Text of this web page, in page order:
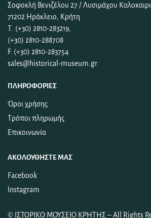
Σοφοκλή Βενιζέλου 27 / Λυσιμάχου
71202 Ηράκλειο, Κρήτη
Τ. (+30) 2810-283219,
(+30) 2810-288708
F. (+30) 2810-283754
sales@historical-museum.gr
ΠΛΗΡΟΦΟΡΊΕΣ
Όροι χρήσης
Τρόποι πληρωμής
Επικοινωνία
ΑΚΟΛΟΥΘΉΣΤΕ ΜΑΣ
Facebook
Instagram
© ΙΣΤΟΡΙΚΟ ΜΟΥΣΕΙΟ ΚΡΗΤΗΣ– All Rights